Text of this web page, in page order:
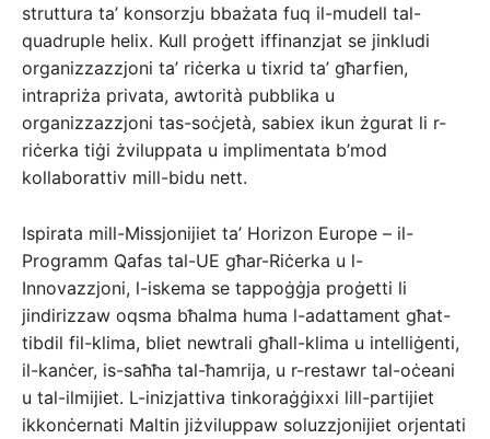
struttura ta’ konsorzju bbażata fuq il-mudell tal-
quadruple helix. Kull proġett iffinanzjat se jinkludi
organizzazzjoni ta’ riċerka u tixrid ta’ għarfien,
intrapriża privata, awtorità pubblika u
organizzazzjoni tas-soċjetà, sabiex ikun żgurat li r-
riċerka tiġi żviluppata u implimentata b’mod
kollaborattiv mill-bidu nett.
Ispirata mill-Missjonijiet ta’ Horizon Europe – il-
Programm Qafas tal-UE għar-Riċerka u l-
Innovazzjoni, l-iskema se tappoġġja proġetti li
jindirizzaw oqsma bħalma huma l-adattament għat-
tibdil fil-klima, bliet newtrali għall-klima u intelliġenti,
il-kanċer, is-saħħa tal-ħamrija, u r-restawr tal-oċeani
u tal-ilmijiet. L-inizjattiva tinkoraġġixxi lill-partijiet
ikkonċernati Maltin jiżviluppaw soluzzjonijiet orjentati